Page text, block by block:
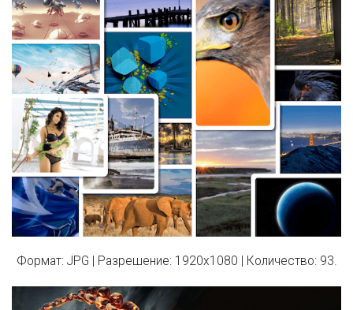
Формат: JPG | Разрешение:1920x1080 | Количество:93.